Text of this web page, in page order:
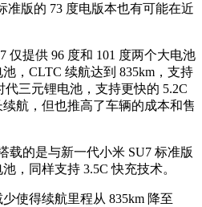
准版的 73 度电版本也有可能在近
仅提供 96 度和 101 度两个大电池
，CLTC 续航达到 835km，支持
三元锂电池，支持更快的 5.2C
航，但也推高了车辆的成本和售
载的是与新一代小米 SU7 标准版
，同样支持 3.5C 快充技术。
使得续航里程从 835km 降至